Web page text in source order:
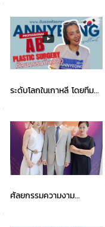
ระดับโลกในเกาหลี โดยทีม...
ศัลยกรรมความงาม...